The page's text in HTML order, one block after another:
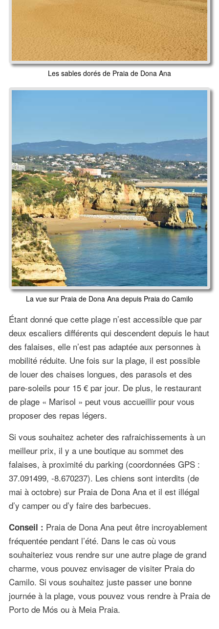
Les sables dorés de Praia de Dona Ana
La vue sur Praia de Dona Ana depuis Praia do Camilo
Étant donné que cette plage n’est accessible que par
deux escaliers différents qui descendent depuis le haut
des falaises, elle n’est pas adaptée aux personnes à
mobilité réduite. Une fois sur la plage, il est possible
de louer des chaises longues, des parasols et des
pare-soleils pour 15 € par jour. De plus, le restaurant
de plage « Marisol » peut vous accueillir pour vous
proposer des repas légers.
Si vous souhaitez acheter des rafraichissements à un
meilleur prix, il y a une boutique au sommet des
falaises, à proximité du parking (coordonnées GPS :
37.091499, -8.670237). Les chiens sont interdits (de
mai à octobre) sur Praia de Dona Ana et il est illégal
d’y camper ou d’y faire des barbecues.
Conseil : Praia de Dona Ana peut être incroyablement
fréquentée pendant l’été. Dans le cas où vous
souhaiteriez vous rendre sur une autre plage de grand
charme, vous pouvez envisager de visiter Praia do
Camilo. Si vous souhaitez juste passer une bonne
journée à la plage, vous pouvez vous rendre à Praia de
Porto de Mós ou à Meia Praia.